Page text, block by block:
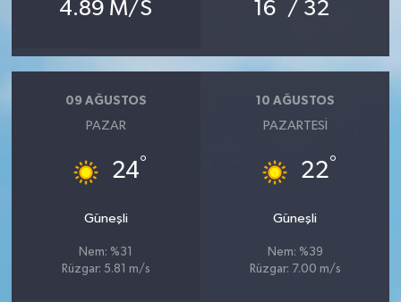
4.89 M/S 16 / 32
09 AĞUSTOS
PAZAR
24°
Güneşli
Nem: %31
Rüzgar: 5.81 m/s
10 AĞUSTOS
PAZARTESI
22°
Güneşli
Nem: %39
Rüzgar: 7.00 m/s